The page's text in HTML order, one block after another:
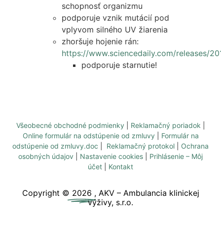
schopnosť organizmu
podporuje vznik mutácií pod
vplyvom silného UV žiarenia
zhoršuje hojenie rán:
https://www.sciencedaily.com/releases/
podporuje starnutie!
Všeobecné obchodné podmienky| Reklamačný poriadok
Online formulár na odstúpenie od zmluvy| Formulár na
odstúpenie od zmluvy.doc
Reklamačný protokol
Ochrana
osobných údajov
Nastavenie cookies
Prihlásenie – Môj
účet
Kontakt
Copyright © 2026 , AKV – Ambulancia klinickej
výživy, s.r.o.